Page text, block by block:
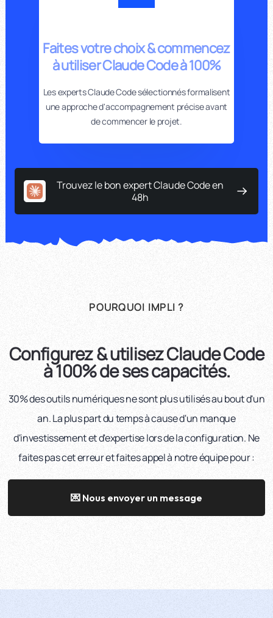
Faites votre choix & commencez
à utiliser Claude Code à 100%
Les experts Claude Code sélectionnés formalisent
une approche d'accompagnement précise avant
de commencer le projet.
Trouvez le bon expert Claude Code en
48h
POURQUOI IMPLI ?
Configurez & utilisez Claude Code
à 100% de ses capacités.
30% des outils numériques ne sont plus utilisés au bout d'un
an. La plus part du temps à cause d'un manque
d'investissement et d'expertise lors de la configuration. Ne
faites pas cet erreur et faites appel à notre équipe pour :
💌 Nous envoyer un message